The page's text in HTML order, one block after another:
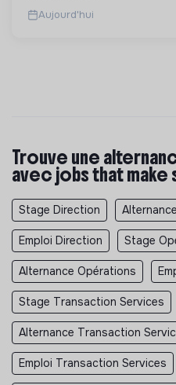
Aujourd'hui
Trouve une
avec jobs that make
Stage Direction
Emploi Direction Stage
Alternance Opérations
Stage Transaction Services
Alternance Transaction
Emploi Transaction Services